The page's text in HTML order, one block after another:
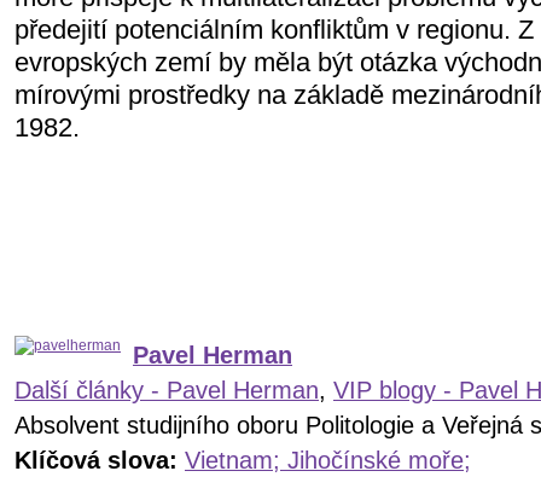
předejití potenciálním konfliktům v regionu.
evropských zemí by měla být otázka
mírovými prostředky na základě
1982.
Pavel Herman
Další články - Pavel Herman, VIP blogy - Pavel
Absolvent studijního oboru Politologie a Veřejná
Klíčová slova: Vietnam; Jihočínské moře;